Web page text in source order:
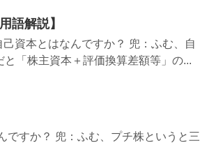
語解説】
資本とはなんですか？ 兜：ふむ、自
「株主資本＋評価換算差額等」の...
すか？ 兜：ふむ、プチ株というと三